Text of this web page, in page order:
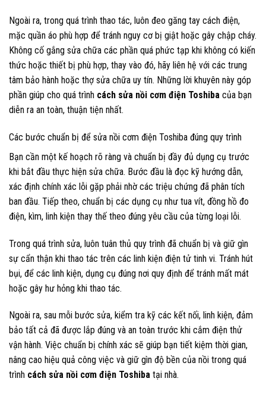
Ngoài ra, trong quá trình thao tác, luôn đeo găng tay cách điện,
mặc quần áo phù hợp để tránh nguy cơ bị giật hoặc gây chập cháy.
Không cố gắng sửa chữa các phần quá phức tạp khi không có kiến
thức hoặc thiết bị phù hợp, thay vào đó, hãy liên hệ với các trung
tâm bảo hành hoặc thợ sửa chữa uy tín. Những lời khuyên này góp
phần giúp cho quá trình cách sửa nồi cơm điện Toshiba của bạn
diễn ra an toàn, thuận tiện nhất.
Các bước chuẩn bị để sửa nồi cơm điện Toshiba đúng quy trình
Bạn cần một kế hoạch rõ ràng và chuẩn bị đầy đủ dụng cụ trước
khi bắt đầu thực hiện sửa chữa. Bước đầu là đọc kỹ hướng dẫn,
xác định chính xác lỗi gặp phải nhờ các triệu chứng đã phân tích
ban đầu. Tiếp theo, chuẩn bị các dụng cụ như tua vít, đồng hồ đo
điện, kìm, linh kiện thay thế theo đúng yêu cầu của từng loại lỗi.
Trong quá trình sửa, luôn tuân thủ quy trình đã chuẩn bị và giữ gìn
sự cẩn thận khi thao tác trên các linh kiện điện tử tinh vi. Tránh hút
bụi, để các linh kiện, dụng cụ đúng nơi quy định để tránh mất mát
hoặc gây hư hỏng khi thao tác.
Ngoài ra, sau mỗi bước sửa, kiểm tra kỹ các kết nối, linh kiện, đảm
bảo tất cả đã được lắp đúng và an toàn trước khi cắm điện thử
vận hành. Việc chuẩn bị chính xác sẽ giúp bạn tiết kiệm thời gian,
nâng cao hiệu quả công việc và giữ gìn độ bền của nồi trong quá
trình cách sửa nồi cơm điện Toshiba tại nhà.